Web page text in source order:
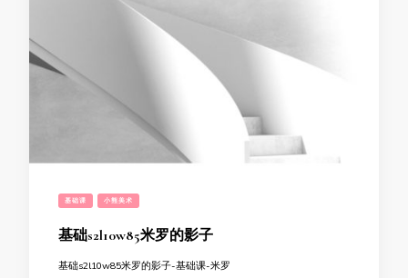
基础课 小熊美术
基础s2l10w85米罗的影子
基础s2l10w85米罗的影子-基础课-米罗